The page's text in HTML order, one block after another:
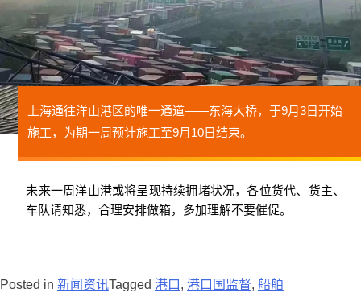
上海通往洋山港区的唯一通道——东海大桥，于9月3日开始
施工，为期一周预计施工至9月10日结束。
未来一周洋山港或将呈现持续拥堵状况，各位货代、货主、
车队请知悉，合理安排做箱，多加理解不要催促。
Posted in 新闻资讯Tagged 港口 , 港口国监督, 船舶